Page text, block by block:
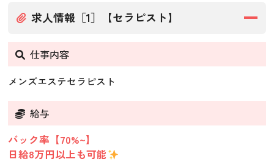
求人情報［1］【セラピスト】
仕事内容
メンズエステセラピスト
給与
バック率【70%~】
日給8万円以上も可能